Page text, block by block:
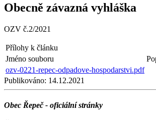
Obecně závazná vyhláška
OZV č.2/2021
Přílohy k článku
Jméno souboru
ozv-0221-repec-odpadove-hospodarstvi.pdf
Publikováno: 14.12.2021
Obec Řepeč - oficiální stránky